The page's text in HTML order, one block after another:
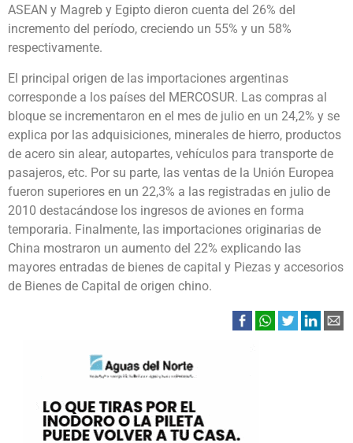
ASEAN y Magreb y Egipto dieron cuenta del 26% del
incremento del período, creciendo un 55% y un 58%
respectivamente.
El principal origen de las importaciones argentinas
corresponde a los países del MERCOSUR. Las compras al
bloque se incrementaron en el mes de julio en un 24,2% y se
explica por las adquisiciones, minerales de hierro, productos
de acero sin alear, autopartes, vehículos para transporte de
pasajeros, etc. Por su parte, las ventas de la Unión Europea
fueron superiores en un 22,3% a las registradas en julio de
2010 destacándose los ingresos de aviones en forma
temporaria. Finalmente, las importaciones originarias de
China mostraron un aumento del 22% explicando las
mayores entradas de bienes de capital y Piezas y accesorios
de Bienes de Capital de origen chino.